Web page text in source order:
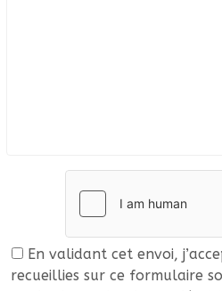
En validant cet envoi,
recueillies sur ce formulaire